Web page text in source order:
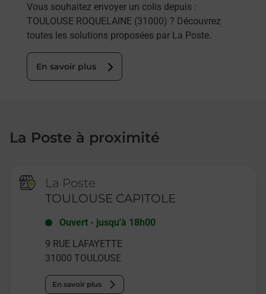
Vous souhaitez envoyer un colis depuis :
TOULOUSE ROQUELAINE (31000) ? Découvrez
toutes les solutions proposées par La Poste.
En savoir plus
La Poste à proximité
La Poste
TOULOUSE CAPITOLE
Ouvert - jusqu'à 18h00
9 RUE LAFAYETTE
31000 TOULOUSE
En savoir plus